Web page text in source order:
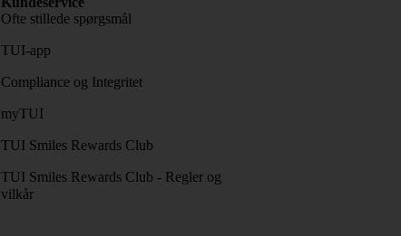
Ofte stillede spørgsmål
TUI-app
Compliance og Integritet
myTUI
TUI Smiles Rewards Club
TUI Smiles Rewards Club - Regler og
vilkår